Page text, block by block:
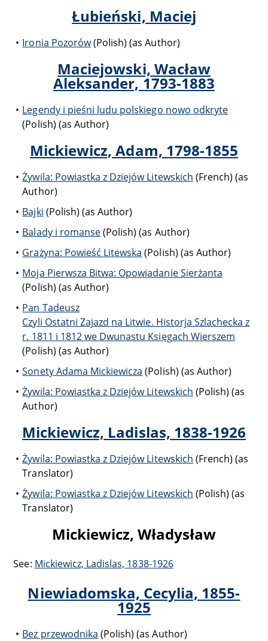
Łubieński, Maciej
Ironia Pozorów(Polish) (as Author)
Maciejowski, Wacław
Aleksander, 1793-1883
Legendy i pieśni ludu polskiego nowo odkryte
(Polish) (as Author)
Mickiewicz, Adam, 1798-1855
Żywila: Powiastka z Dziejów Litewskich (French) (as
Author)
Bajki (Polish) (as Author)
Balady i romanse(Polish) (as Author)
Grażyna: Powieść Litewska (Polish) (as Author)
Moja Pierwsza Bitwa: Opowiadanie Sierżanta
(Polish) (as Author)
Pan Tadeusz
Czyli Ostatni Zajazd na Litwie. Historja Szlachecka z
r. 1811 i 1812 we Dwunastu Księgach Wierszem
(Polish) (as Author)
Sonety Adama Mickiewicza (Polish) (as Author)
Żywila: Powiastka z Dziejów Litewskich (Polish) (as
Author)
Mickiewicz, Ladislas, 1838-1926
Żywila: Powiastka z Dziejów Litewskich (French) (as
Translator)
Żywila: Powiastka z Dziejów Litewskich (Polish) (as
Translator)
Mickiewicz, Władysław
See: Mickiewicz, Ladislas, 1838-1926
Niewiadomska, Cecylia, 1855-
1925
Bez przewodnika (Polish) (as Author)